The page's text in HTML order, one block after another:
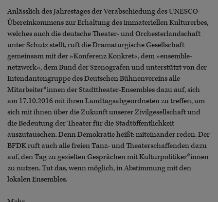
Anlässlich des Jahrestages der Verabschiedung des UNESCO-
Übereinkommens zur Erhaltung des immateriellen Kulturerbes,
welches auch die deutsche Theater- und Orchesterlandschaft
unter Schutz stellt, ruft die Dramaturgische Gesellschaft
gemeinsam mit der »Konferenz Konkret«, dem »ensemble-
netzwerk«, dem Bund der Szenografen und unterstützt von der
Intendantengruppe des Deutschen Bühnenvereins alle
Mitarbeiter*innen der Stadttheater-Ensembles dazu auf, sich
am 17.10.2016 mit ihren Landtagsabgeordneten zu treffen, um
sich mit ihnen über die Zukunft unserer Zivilgesellschaft und
die Bedeutung der Theater für die Stadtöffentlichkeit
auszutauschen. Denn Demokratie heißt: miteinander reden. Der
BFDK ruft auch alle freien Tanz- und Theaterschaffenden dazu
auf, den Tag zu gezielten Gesprächen mit Kulturpolitiker*innen
zu nutzen. Tut das, wenn möglich, in Abstimmung mit den
lokalen Ensembles.